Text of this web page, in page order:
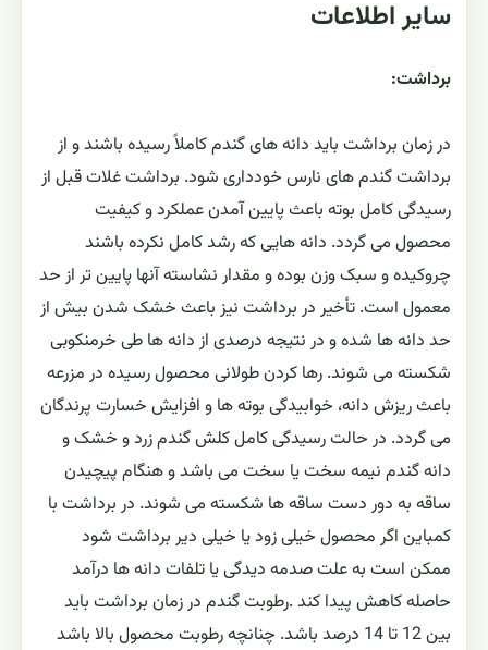
سایر اطلاعات
برداشت:
در زمان برداشت باید دانه های گندم کاملاً رسیده باشند و از
برداشت گندم های نارس خودداری شود. برداشت غلات قبل از
رسیدگی کامل بوته باعث پایین آمدن عملکرد و کیفیت
محصول می گردد. دانه هایی که رشد کامل نکرده باشند
چروکیده و سبک وزن بوده و مقدار نشاسته آنها پایین تر از حد
معمول است. تأخیر در برداشت نیز باعث خشک شدن بیش از
حد دانه ها شده و در نتیجه درصدی از دانه ها طی خرمنکوبی
شکسته می شوند. رها کردن طولانی محصول رسیده در مزرعه
باعث ریزش دانه، خوابیدگی بوته ها و افزایش خسارت پرندگان
می گردد. در حالت رسیدگی کامل کلش گندم زرد و خشک و
دانه گندم نیمه سخت یا سخت می باشد و هنگام پیچیدن
ساقه به دور دست ساقه ها شکسته می شوند. در برداشت با
کمباین اگر محصول خیلی زود یا خیلی دیر برداشت شود
ممکن است به علت صدمه دیدگی یا تلفات دانه ها درآمد
حاصله کاهش پیدا کند .رطوبت گندم در زمان برداشت باید
بین 12 تا 14 درصد باشد. چنانچه رطوبت محصول بالا باشد